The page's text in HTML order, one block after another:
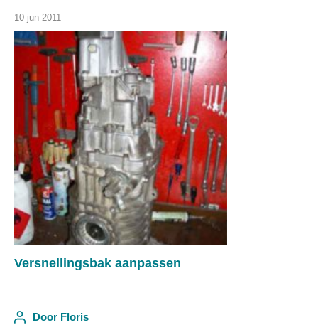
10 jun 2011
Versnellingsbak aanpassen
Door Floris